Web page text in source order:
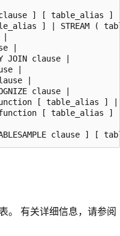
] [ table_alias ]
] | STREAM (
|
JOIN clause |
|
|
clause |
[ table_alias ] |
[ table_alias ]
。 有关详细信息，请参阅